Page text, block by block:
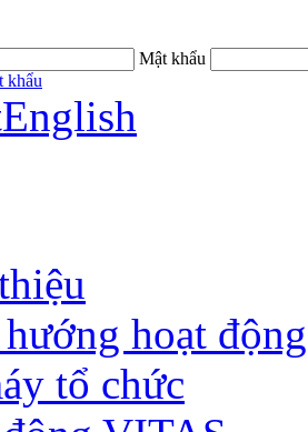
Mật khẩu
khẩu
English
hoạt động
tổ chức